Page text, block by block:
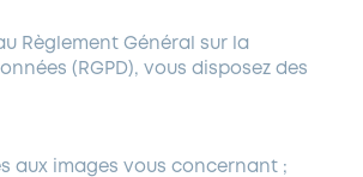
Règlement Général sur la
(RGPD), vous disposez des
aux images vous concernant ;